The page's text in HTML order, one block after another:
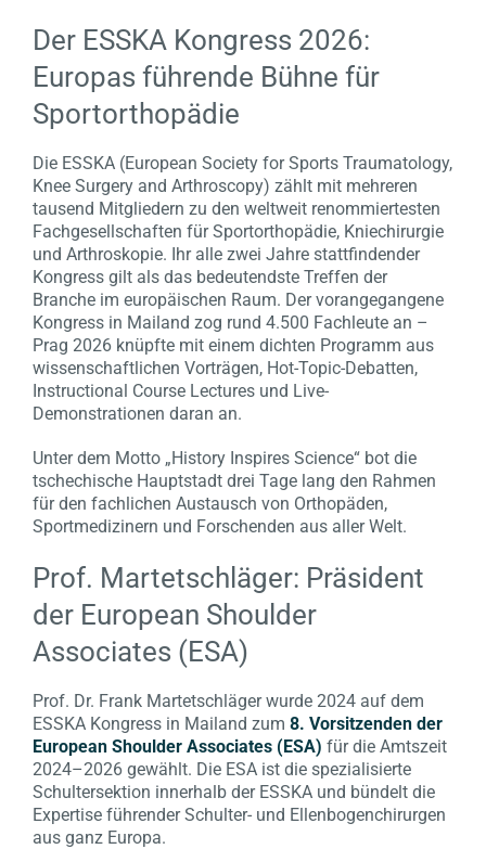
Der ESSKA Kongress 2026:
Europas führende Bühne für
Sportorthopädie
Die ESSKA (European Society for Sports Traumatology,
Knee Surgery and Arthroscopy) zählt mit mehreren
tausend Mitgliedern zu den weltweit renommiertesten
Fachgesellschaften für Sportorthopädie, Kniechirurgie
und Arthroskopie. Ihr alle zwei Jahre stattfindender
Kongress gilt als das bedeutendste Treffen der
Branche im europäischen Raum. Der vorangegangene
Kongress in Mailand zog rund 4.500 Fachleute an –
Prag 2026 knüpfte mit einem dichten Programm aus
wissenschaftlichen Vorträgen, Hot-Topic-Debatten,
Instructional Course Lectures und Live-
Demonstrationen daran an.
Unter dem Motto „History Inspires Science“ bot die
tschechische Hauptstadt drei Tage lang den Rahmen
für den fachlichen Austausch von Orthopäden,
Sportmedizinern und Forschenden aus aller Welt.
Prof. Martetschläger: Präsident
der European Shoulder
Associates (ESA)
Prof. Dr. Frank Martetschläger wurde 2024 auf dem
ESSKA Kongress in Mailand zum 8. Vorsitzenden der
European Shoulder Associates (ESA) für die Amtszeit
2024–2026 gewählt. Die ESA ist die spezialisierte
Schultersektion innerhalb der ESSKA und bündelt die
Expertise führender Schulter- und Ellenbogenchirurgen
aus ganz Europa.